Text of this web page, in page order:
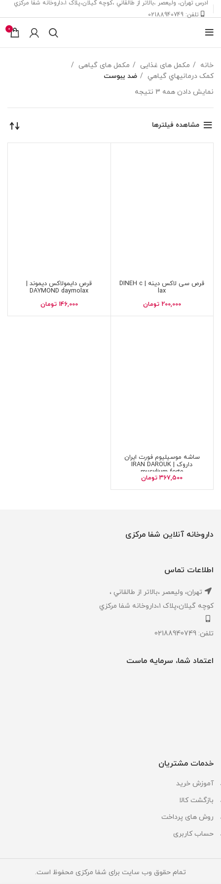
ادرس تهران، ‎وليعصر ،بالاتر از طالقاني ،كوچه گيلان،پلاک ۱،داروخانه شفا مركزي
تلفن: 02188940749
0
خانه مکمل های غذایی
مکمل های گیاهی
کمک درمانيهاي گياهي
ضد یبوست
نمایش دادن همه 3 نتیجه
مشاهده فیلترها
قرص سی لاکس دینه | DINEH c
lax
200,000 تومان
قرص دایمولاکس دیموند |
DAYMOND daymolax
146,000 تومان
ساشه موسیلیوم فورت ایران
داروک | IRAN DAROUK
musylium forte
367,500 تومان
داروخانه آنلاین شفا مرکزی
اطلاعات تماس
تهران، ‎وليعصر ،بالاتر از طالقاني ،
كوچه گيلان،پلاک ۱،داروخانه شفا مركزي
تلفن: 02188940749
اعتماد شما، سرمایه ماست
خدمات مشتریان
آموزش خرید
بازگشت کالا
روش های پرداخت
حساب کاربری
تمام حقوق وب سایت برای شفا مرکزی محفوظ است.